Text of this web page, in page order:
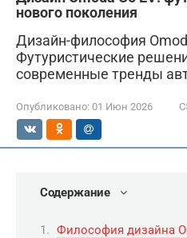
нового поколения
Дизайн-философия
Футуристические
современные тренды
Опубликовано: 01 Июн 2026
Содержание
Философия дизайна